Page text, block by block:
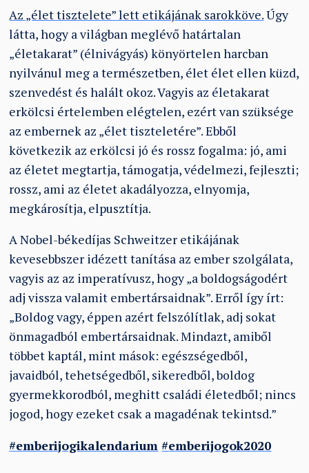
Az „élet tisztelete” lett etikájának sarokköve.Úgy
látta, hogy a világban meglévő határtalan
„életakarat” (élnivágyás) könyörtelen harcban
nyilvánul meg a természetben, élet élet ellen küzd,
szenvedést és halált okoz. Vagyis az életakarat
erkölcsi értelemben elégtelen, ezért van szüksége
az embernek az „élet tiszteletére”. Ebből
következik az erkölcsi jó és rossz fogalma: jó, ami
az életet megtartja, támogatja, védelmezi, fejleszti;
rossz, ami az életet akadályozza, elnyomja,
megkárosítja, elpusztítja.
A Nobel-békedíjas Schweitzer etikájának
kevesebbszer idézett tanítása az ember szolgálata,
vagyis az az imperatívusz, hogy „a boldogságodért
adj vissza valamit embertársaidnak”. Erről így írt:
„Boldog vagy, éppen azért felszólítlak, adj sokat
önmagadból embertársaidnak. Mindazt, amiből
többet kaptál, mint mások: egészségedből,
javaidból, tehetségedből, sikeredből, boldog
gyermekkorodból, meghitt családi életedből; nincs
jogod, hogy ezeket csak a magadénak tekintsd.”
#emberijogikalendarium #emberijogok2020